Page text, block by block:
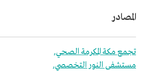
المصادر
تجمع مكة المكرمة الصحي.
مستشفى النور التخصصي.